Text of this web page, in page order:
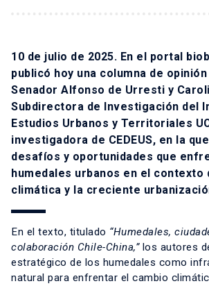
10 de julio de 2025. En el portal
publicó hoy una columna de
Senador Alfonso de Urresti y
Subdirectora de Investigación del
Estudios Urbanos y Territoriales
investigadora de CEDEUS, en la
desafíos y oportunidades que
humedales urbanos en el contexto
climática y la creciente
En el texto, titulado “Humedales,
colaboración Chile-China,”los autores
estratégico de los humedales como
natural para enfrentar el cambio